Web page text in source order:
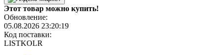
Этот товар можно купить!
Обновление:
05.08.2026 23:20:19
Код поставки:
LISTKOLR